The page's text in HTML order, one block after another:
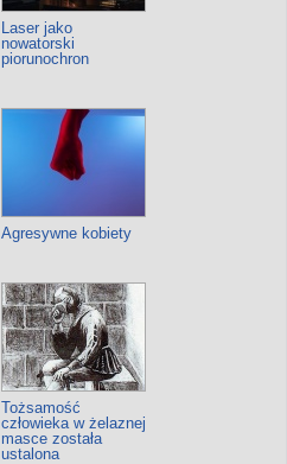
Laser jako
nowatorski
piorunochron
Agresywne kobiety
Tożsamość
człowieka w żelaznej
masce została
ustalona